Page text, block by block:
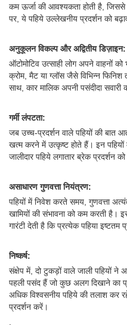
कम ऊर्जा की आवश्यकता होती है, जिससे
पर, ये पहिये उल्लेखनीय प्रदर्शन को
अनुकूलन विकल्प और अद्वितीय डिज़ाइन:
ऑटोमोटिव उत्साही लोग अपने वाहनों
क्रोम, मैट या ग्लॉस जैसे विभिन्न
साथ, कार मालिक अपनी पसंदीदा
गर्मी लंपटता:
जब उच्च-प्रदर्शन वाले पहियों की बात
खत्म करने में उत्कृष्ट होते हैं। इन पहियों
जालीदार पहिये लगातार ब्रेक प्रदर्शन
असाधारण गुणवत्ता नियंत्रण:
पहियों में निवेश करते समय, गुणवत्ता
खामियों की संभावना को कम करती है।
गारंटी देती है कि प्रत्येक पहिया इष्टतम
निष्कर्ष:
संक्षेप में, दो टुकड़ों वाले जाली पहियों
पहली पसंद हैं जो कुछ अलग दिखाने का
अधिक विश्वसनीय पहिये की तलाश कर
प्रदर्शन करें।